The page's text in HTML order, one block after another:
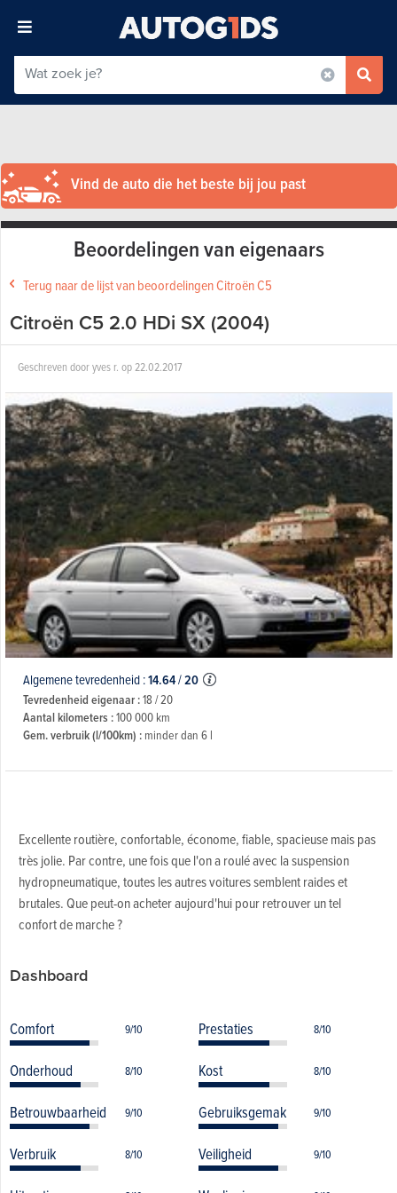
Vind de auto die het beste bij jou past
Beoordelingen van eigenaars
Terug naar de lijst van beoordelingen Citroën C5
Citroën C5 2.0 HDi SX (2004)
Geschreven dooryves r. op22.02.2017
Algemene tevredenheid :14.64/20
Tevredenheid eigenaar :18 / 20
Aantal kilometers :100 000 km
Gem. verbruik (l/100km) :minder dan 6 l
Excellente routière, confortable, économe, fiable, spacieuse mais pas
très jolie. Par contre, une fois que l'on a roulé avec la suspension
hydropneumatique, toutes les autres voitures semblent raides et
brutales. Que peut-on acheter aujourd'hui pour retrouver un tel
confort de marche ?
Dashboard
Comfort 9/10 Prestaties 8/10
Onderhoud 8/10 Kost 8/10
Betrouwbaarheid 9/10 Gebruiksgemak 9/10
Verbruik 8/10 Veiligheid 9/10